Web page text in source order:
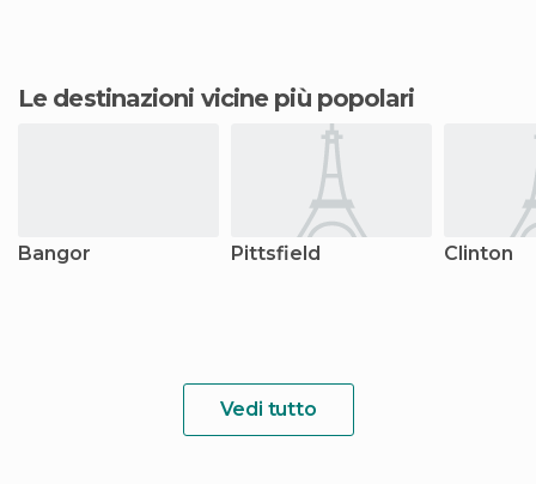
Le destinazioni vicine più popolari
Bangor Pittsfield Clinton
Vedi tutto